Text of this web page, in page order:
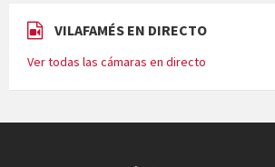
VILAFAMÉS EN DIRECTO
Ver todas las cámaras en directo